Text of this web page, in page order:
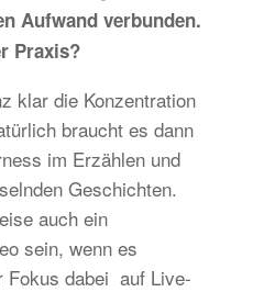
Aufwand verbunden.
Praxis?
klar die Konzentration
braucht es dann
im Erzählen und
Geschichten.
auch ein
sein, wenn es
Fokus dabei auf Live-